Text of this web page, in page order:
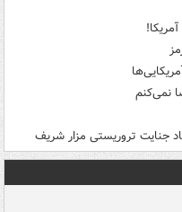
نمی‌کنم
جنایت تروریستی مزار شریف